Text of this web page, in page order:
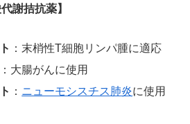
謝拮抗薬】
：末梢性T細胞リンパ腫に適応
：大腸がんに使用
： ニューモシスチス肺炎に使用